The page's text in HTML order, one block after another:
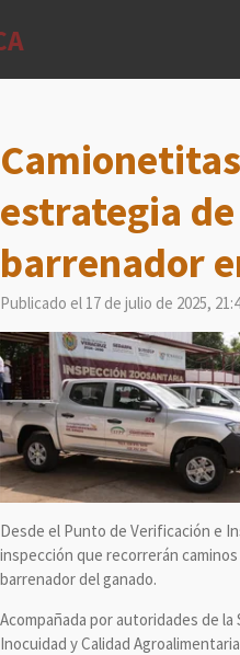
estrategia
barrenador
Publicado el 17 de julio de 2025,
Desde el Punto de Verificación e
inspección que recorrerán
barrenador del ganado.
Acompañada por autoridades de
Inocuidad y Calidad